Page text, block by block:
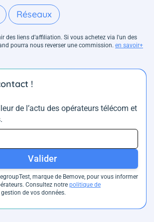
Réseaux
des liens d’affiliation. Si vous achetez via l'un des
pourra nous reverser une commission. en savoir+
!
de l’actu des opérateurs télécom et
Valider
marque de Bemove, pour vous informer
Consultez notre politique de
gestion de vos données.